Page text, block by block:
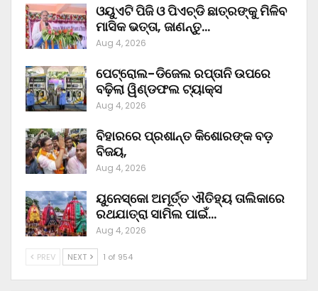
ଓୟୁଏଟି ପିଜି ଓ ପିଏଚ୍‌ଡି ଛାତ୍ରଙ୍କୁ ମିଳିବ
ମାସିକ ଭତ୍ତା, ଜାଣନ୍ତୁ…
Aug 4, 2026
ପେଟ୍ରୋଲ-ଡିଜେଲ ରପ୍ତାନି ଉପରେ
ବଢ଼ିଲା ୱିଣ୍ଡଫଲ ଟ୍ୟାକ୍ସ
Aug 4, 2026
ବିହାରରେ ପ୍ରଶାନ୍ତ କିଶୋରଙ୍କ ବଡ଼
ବିଜୟ,
Aug 4, 2026
ୟୁନେସ୍କୋ ଅମୂର୍ତ୍ତ ଐତିହ୍ୟ ତାଲିକାରେ
ରଥଯାତ୍ରା ସାମିଲ ପାଇଁ…
Aug 4, 2026
PREV NEXT 1 of 954